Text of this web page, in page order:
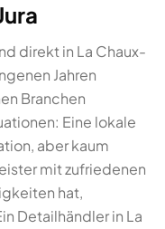
direkt in La Chaux-
Jahren
Branchen
Eine lokale
aber kaum
mit zufriedenen
hat,
Detailhändler in La